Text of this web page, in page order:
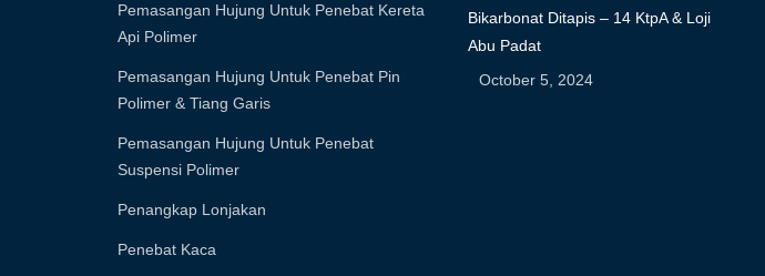
Pemasangan Hujung Untuk Penebat Kereta
Api Polimer
Pemasangan Hujung Untuk Penebat Pin
Polimer & Tiang Garis
Pemasangan Hujung Untuk Penebat
Suspensi Polimer
Penangkap Lonjakan
Penebat Kaca
Bikarbonat Ditapis – 14 KtpA & Loji
Abu Padat
October 5, 2024